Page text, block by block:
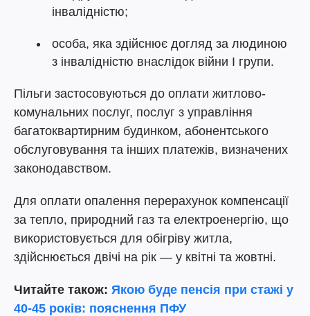
інвалідністю;
особа, яка здійснює догляд за людиною
з інвалідністю внаслідок війни I групи.
Пільги застосовуються до оплати житлово-
комунальних послуг, послуг з управління
багатоквартирним будинком, абонентського
обслуговування та інших платежів, визначених
законодавством.
Для оплати опалення перерахунок компенсації
за тепло, природний газ та електроенергію, що
використовується для обігріву житла,
здійснюється двічі на рік — у квітні та жовтні.
Читайте також: Якою буде пенсія при стажі у
40-45 років: пояснення ПФУ